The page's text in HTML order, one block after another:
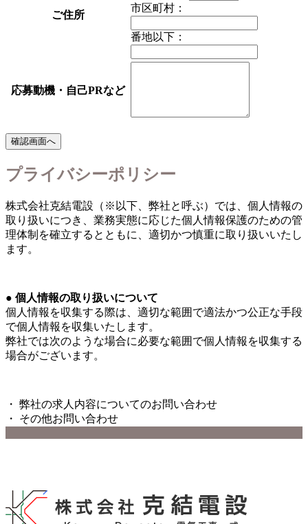
ご住所
市区町村：
番地以下：
応募動機・自己PRなど
プライバシーポリシー
株式会社克結電設（※以下、弊社と呼ぶ）では、個人情報の
取り扱いにつき、業務実態に応じた個人情報保護のための管
理体制を確立するとともに、適切かつ慎重に取り扱いいたし
ます。
● 個人情報の取り扱いについて
個人情報を収集する際は、適切な範囲で適法かつ公正な手段
で個人情報を収集いたします。
弊社では次のような場合に必要な範囲で個人情報を収集する
場合がございます。
・ 弊社の求人内容についてのお問い合わせ
・ その他お問い合わせ